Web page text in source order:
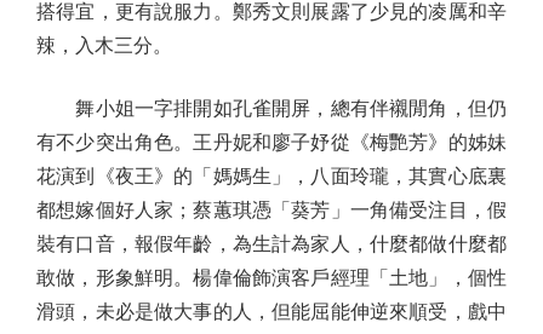
搭得宜，更有說服力。鄭秀文則展露了少見的凌厲和辛
辣，入木三分。
舞小姐一字排開如孔雀開屏，總有伴襯閒角，但仍
有不少突出角色。王丹妮和廖子妤從《梅艷芳》的姊妹
花演到《夜王》的「媽媽生」，八面玲瓏，其實心底裏
都想嫁個好人家；蔡蕙琪憑「葵芳」一角備受注目，假
裝有口音，報假年齡，為生計為家人，什麼都做什麼都
敢做，形象鮮明。楊偉倫飾演客戶經理「土地」，個性
滑頭，未必是做大事的人，但能屈能伸逆來順受，戲中